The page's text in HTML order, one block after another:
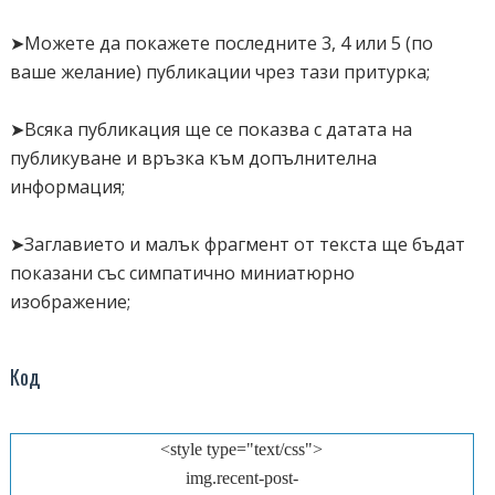
ript");n.setAttribute("type","text/javascript"),n.setAttribute("src",t)
,n.setAttribute("id","arlinalabel"),document.getElementsByTagNa
removerscript(){var
e=document.getElementById("arlinalabel"),t=e.parentNode;t.rem
oveChild(e)}onload=function(){navigasifeed(0)};
</script>
<div id="borpbox"></div>
</script>
<script src="/feeds/posts/summary? max-results=9&amp;alt=json-
➤Можете да покажете последните 3, 4 или 5 (по
ваше желание) публикации чрез тази притурка;
➤Всяка публикация ще се показва с датата на
публикуване и връзка към допълнителна
информация;
➤Заглавието и малък фрагмент от текста ще бъдат
показани със симпатично миниатюрно
изображение;
Код
<style type="text/css">
img.recent-post-